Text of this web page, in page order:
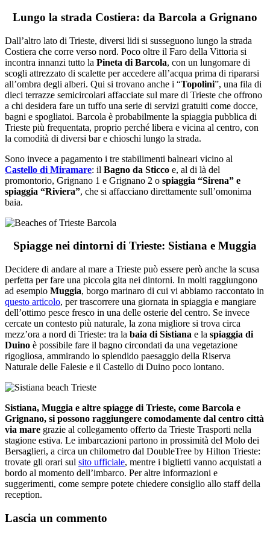
Lungo la strada Costiera: da Barcola a Grignano
Dall’altro lato di Trieste, diversi lidi si susseguono lungo la strada
Costiera che corre verso nord. Poco oltre il Faro della Vittoria si
incontra innanzi tutto la Pineta di Barcola, con un lungomare di
scogli attrezzato di scalette per accedere all’acqua prima di ripararsi
all’ombra degli alberi. Qui si trovano anche i “Topolini”, una fila di
dieci terrazze semicircolari affacciate sul mare di Trieste che offrono
a chi desidera fare un tuffo una serie di servizi gratuiti come docce,
bagni e spogliatoi. Barcola è probabilmente la spiaggia pubblica di
Trieste più frequentata, proprio perché libera e vicina al centro, con
la comodità di diversi bar e chioschi lungo la strada.
Sono invece a pagamento i tre stabilimenti balneari vicino al
Castello di Miramare: il Bagno da Sticco e, al di là del
promontorio, Grignano 1 e Grignano 2 o spiaggia “Sirena” e
spiaggia “Riviera”, che si affacciano direttamente sull’omonima
baia.
Spiagge nei dintorni di Trieste: Sistiana e Muggia
Decidere di andare al mare a Trieste può essere però anche la scusa
perfetta per fare una piccola gita nei dintorni. In molti raggiungono
ad esempio Muggia, borgo marinaro di cui vi abbiamo raccontato in
questo articolo, per trascorrere una giornata in spiaggia e mangiare
dell’ottimo pesce fresco in una delle osterie del centro. Se invece
cercate un contesto più naturale, la zona migliore si trova circa
mezz’ora a nord di Trieste: tra la baia di Sistiana e la spiaggia di
Duino è possibile fare il bagno circondati da una vegetazione
rigogliosa, ammirando lo splendido paesaggio della Riserva
Naturale delle Falesie e il Castello di Duino poco lontano.
Sistiana, Muggia e altre spiagge di Trieste, come Barcola e
Grignano, si possono raggiungere comodamente dal centro città
via mare grazie al collegamento offerto da Trieste Trasporti nella
stagione estiva. Le imbarcazioni partono in prossimità del Molo dei
Bersaglieri, a circa un chilometro dal DoubleTree by Hilton Trieste:
trovate gli orari sul sito ufficiale, mentre i biglietti vanno acquistati a
bordo al momento dell’imbarco. Per altre informazioni e
suggerimenti, come sempre potete chiedere consiglio allo staff della
reception.
Lascia un commento